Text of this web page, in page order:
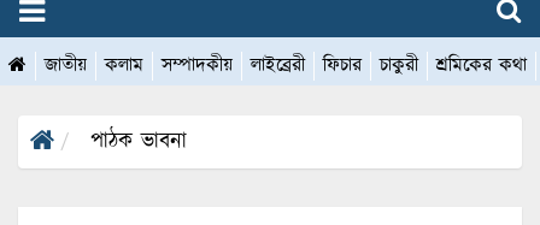
জাতীয় কলাম সম্পাদকীয় লাইব্রেরী ফিচার চাকুরী শ্রমিকের কথা
পাঠক ভাবনা